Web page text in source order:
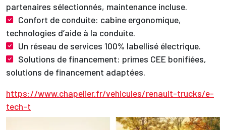
partenaires sélectionnés, maintenance incluse.
Confort de conduite: cabine ergonomique,
technologies d’aide à la conduite.
Un réseau de services 100% labellisé électrique.
Solutions de financement: primes CEE bonifiées,
solutions de financement adaptées.
https://www.chapelier.fr/vehicules/renault-trucks/e-
tech-t